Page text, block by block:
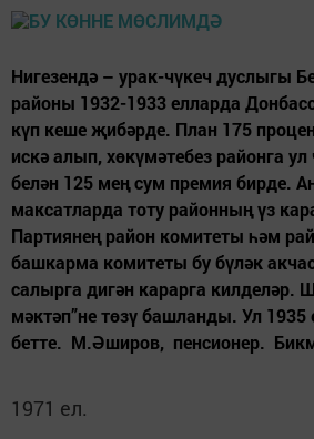
Нигезендә – урак-чүкеч дуслыгы
районы 1932-1933 елларда
күп кеше җибәрде. План 175
искә алып, хөкүмәтебез районга
белән 125 мең сум премия бирде.
максатларда тоту районның үз
Партиянең район комитеты һәм
башкарма комитеты бу бүләк
салырга дигән карарга килделәр.
мәктәп”не төзү башланды. Ул
бетте. М.Әширов, пенсионер.
1971 ел.